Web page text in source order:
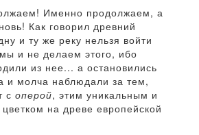
Именно продолжаем, а
Как говорил древний
и ту же реку нельзя войти
и не делаем этого, ибо
из нее... а остановились
и молча наблюдали за тем,
с оперой, этим уникальным и
на древе европейской